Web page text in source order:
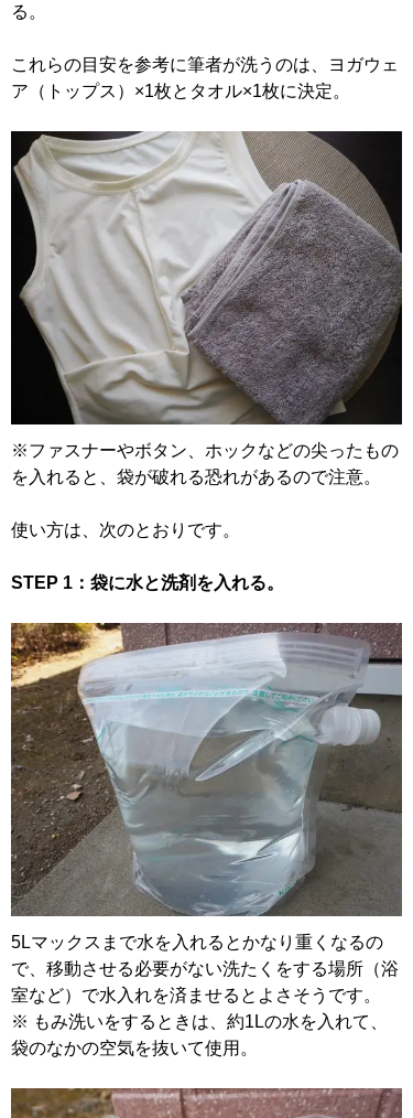
る。
これらの目安を参考に筆者が洗うのは、ヨガウェ
ア（トップス）×1枚とタオル×1枚に決定。
※ファスナーやボタン、ホックなどの尖ったもの
を入れると、袋が破れる恐れがあるので注意。
使い方は、次のとおりです。
STEP 1：袋に水と洗剤を入れる。
5Lマックスまで水を入れるとかなり重くなるの
で、移動させる必要がない洗たくをする場所（浴
室など）で水入れを済ませるとよさそうです。
※ もみ洗いをするときは、約1Lの水を入れて、
袋のなかの空気を抜いて使用。